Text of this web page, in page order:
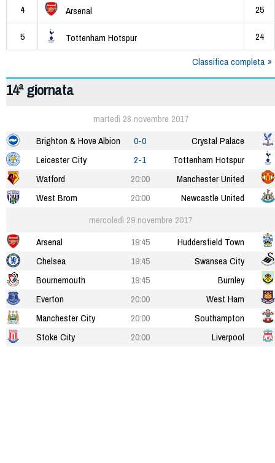
4 Arsenal 25
5 Tottenham Hotspur
24
Classifica completa
14ª giornata
martedì 28 novembre 2017
Brighton & Hove Albion
0-0
Crystal Palace
Leicester City
2-1
Tottenham Hotspur
Watford
20:00
Manchester United
West Brom
20:00
Newcastle United
mercoledì 29 novembre 2017
Arsenal
19:45
Huddersfield Town
Chelsea
19:45
Swansea City
Bournemouth
19:45
Burnley
Everton
20:00
West Ham
Manchester City
20:00
Southampton
Stoke City
20:00 Liverpool